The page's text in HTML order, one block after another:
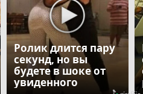
Ролик длится пару
секунд, но вы
будете в шоке от
увиденного